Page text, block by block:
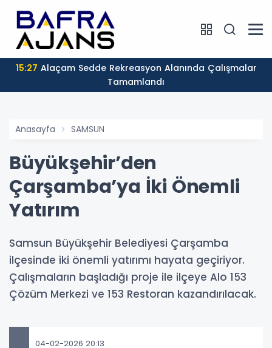
15:27
Tamamlandı
Anasayfa SAMSUN
Büyükşehir’den
Çarşamba’ya İki Önemli
Yatırım
Samsun Büyükşehir Belediyesi Çarşamba
ilçesinde iki önemli yatırımı hayata geçiriyor.
Çalışmaların başladığı proje ile ilçeye Alo 153
Çözüm Merkezi ve 153 Restoran kazandırılacak.
04-02-2026 20:13